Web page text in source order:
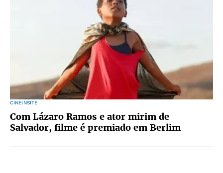
CINEINSITE
Com Lázaro Ramos e ator mirim de
Salvador, filme é premiado em Berlim